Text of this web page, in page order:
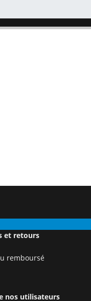
et retours
remboursé
nos utilisateurs